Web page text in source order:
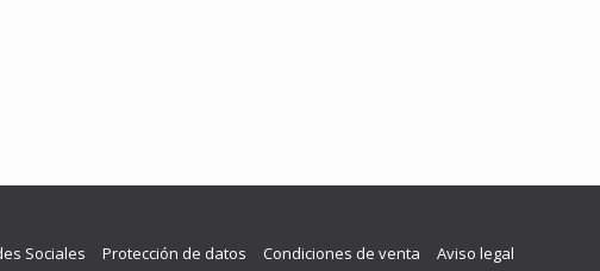
Aviso legal
Condiciones de venta
Protección de datos
Sociales